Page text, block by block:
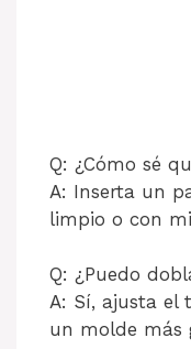
Q: ¿Cómo sé
A: Inserta un
limpio o con
Q: ¿Puedo
A: Sí, ajusta el
un molde más